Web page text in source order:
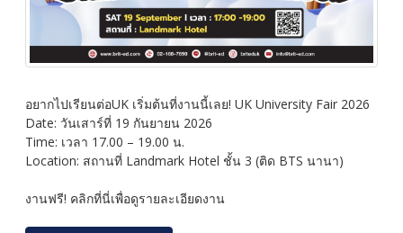
อยากไปเรียนต่อUK เริ่มต้นที่งานนี้เลย! UK University Fair 2026
Date: วันเสาร์ที่ 19 กันยายน 2026
Time: เวลา 17.00 – 19.00 น.
Location: สถานที่ Landmark Hotel ชั้น 3 (ติด BTS นานา)
งานฟรี! คลิกที่นี่เพื่อดูรายละเอียดงาน